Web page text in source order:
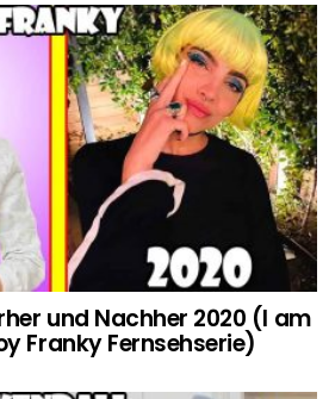
und Nachher 2020 (I am
Franky Fernsehserie)